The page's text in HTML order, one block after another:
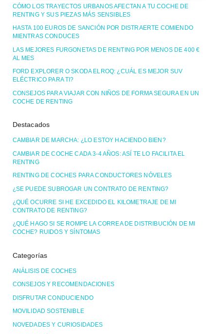
CÓMO LOS TRAYECTOS URBANOS AFECTAN A TU COCHE DE
RENTING Y SUS PIEZAS MÁS SENSIBLES
HASTA 100 EUROS DE SANCIÓN POR DISTRAERTE COMIENDO
MIENTRAS CONDUCES
LAS MEJORES FURGONETAS DE RENTING POR MENOS DE 400 €
AL MES
FORD EXPLORER O SKODA ELROQ: ¿CUÁL ES MEJOR SUV
ELÉCTRICO PARA TI?
CONSEJOS PARA VIAJAR CON NIÑOS DE FORMA SEGURA EN UN
COCHE DE RENTING
Destacados
CAMBIAR DE MARCHA: ¿LO ESTOY HACIENDO BIEN?
CAMBIAR DE COCHE CADA 3-4 AÑOS: ASÍ TE LO FACILITA EL
RENTING
RENTING DE COCHES PARA CONDUCTORES NÓVELES
¿SE PUEDE SUBROGAR UN CONTRATO DE RENTING?
¿QUÉ OCURRE SI HE EXCEDIDO EL KILOMETRAJE DE MI
CONTRATO DE RENTING?
¿QUÉ HAGO SI SE ROMPE LA CORREA DE DISTRIBUCIÓN DE MI
COCHE? RUIDOS Y SÍNTOMAS
Categorías
ANÁLISIS DE COCHES
CONSEJOS Y RECOMENDACIONES
DISFRUTAR CONDUCIENDO
MOVILIDAD SOSTENIBLE
NOVEDADES Y CURIOSIDADES